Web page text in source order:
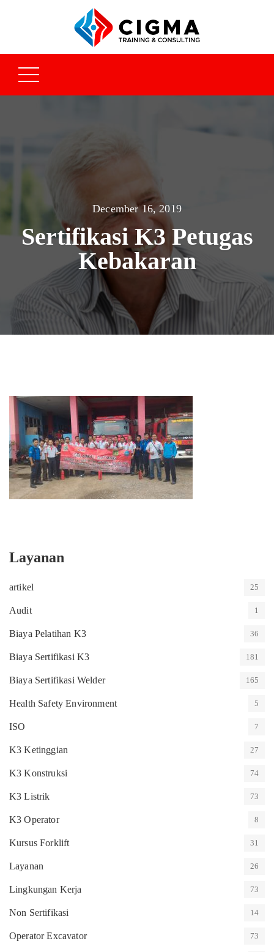
December 16, 2019
Sertifikasi K3 Petugas
Kebakaran
Layanan
artikel 25
Audit 1
Biaya Pelatihan K3 36
Biaya Sertifikasi K3 181
Biaya Sertifikasi Welder 165
Health Safety Environment 5
ISO 7
K3 Ketinggian 27
K3 Konstruksi 74
K3 Listrik 73
K3 Operator 8
Kursus Forklift 31
Layanan 26
Lingkungan Kerja 73
Non Sertifikasi 14
Operator Excavator 73